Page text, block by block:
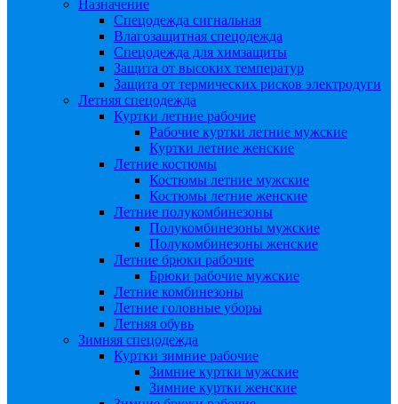
Назначение
Спецодежда сигнальная
Влагозащитная спецодежда
Спецодежда для химзащиты
Защита от высоких температур
Защита от термических рисков электродуги
Летняя спецодежда
Куртки летние рабочие
Рабочие куртки летние мужские
Куртки летние женские
Летние костюмы
Костюмы летние мужские
Костюмы летние женские
Летние полукомбинезоны
Полукомбинезоны мужские
Полукомбинезоны женские
Летние брюки рабочие
Брюки рабочие мужские
Летние комбинезоны
Летние головные уборы
Летняя обувь
Зимняя спецодежда
Куртки зимние рабочие
Зимние куртки мужские
Зимние куртки женские